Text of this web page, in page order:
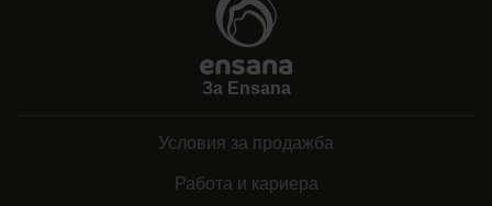
За Ensana
Условия за продажба
Работа и кариера